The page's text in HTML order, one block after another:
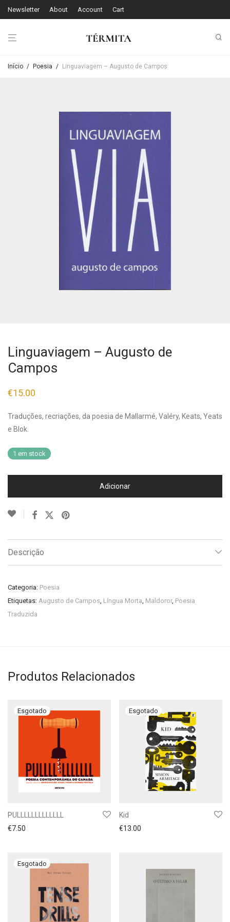
Newsletter About Account Cart
Início / Poesia / Linguaviagem – Augusto de Campos
Linguaviagem – Augusto de
Campos
€15.00
Traduções, recriações, da poesia de Mallarmé, Valéry, Keats, Yeats
e Blok.
1 em stock
Adicionar
Descrição
Categoria: Poesia
Etiquetas: Augusto de Campos, Língua Morta, Maldoror, Poesia
Traduzida
Produtos Relacionados
PULLLLLLLLLLLLL
€7.50
Kid
€13.00